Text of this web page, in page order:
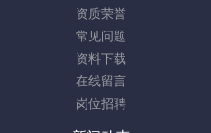
资质荣誉
常见问题
资料下载
在线留言
岗位招聘